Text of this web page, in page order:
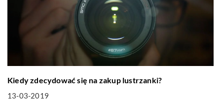
Kiedy zdecydować się na zakup lustrzanki?
13-03-2019